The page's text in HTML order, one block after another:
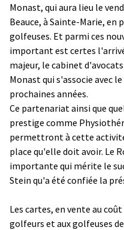
Monast, qui aura lieu le
Beauce, à Sainte-Marie, en
golfeuses. Et parmi ces
important est certes
majeur, le cabinet
Monast qui s'associe avec
prochaines années.
Ce partenariat ainsi que
prestige comme
permettront à cette
place qu'elle doit avoir. Le
importante qui mérite le
Stein qu'a été confiée la
Les cartes, en vente au
golfeurs et aux golfeuses